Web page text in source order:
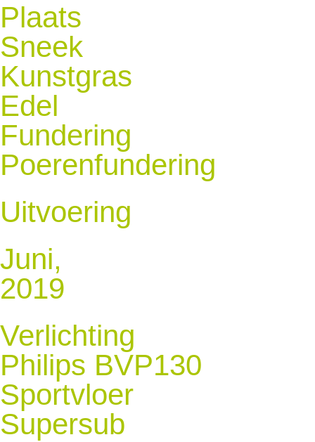
Plaats
Sneek
Kunstgras
Edel
Fundering
Poerenfundering
Uitvoering
Juni,
2019
Verlichting
Philips BVP130
Sportvloer
Supersub